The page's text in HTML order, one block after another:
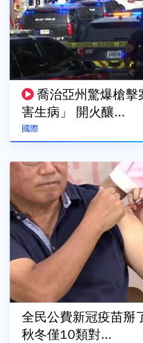
國際
喬治亞州驚爆槍
害生病」 開火釀...
全民公費新冠疫苗掰
秋冬僅10類對...